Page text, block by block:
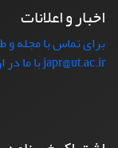
اخبار و اعلانات
برای تماس با مجله و
japr@ut.ac.ir با ما در ارتباط باشید.